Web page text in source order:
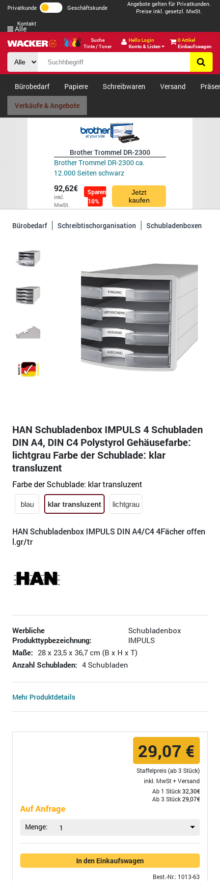
Privatkunde Geschäftskunde
Angebote gelten für Privatkunden.
Preise inkl. gesetzl. MwSt.
Kontakt
Suche
Tinte / Toner
Hello Login
Konto & Listen
0 Artikel
Einkaufswagen
Alle
Bürobedarf Papiere Schreibwaren Versand
Verkäufe & Angebote
Brother Trommel DR-2300
Brother Trommel DR-2300 ca.
12.000 Seiten schwarz
92,62€
inkl.
MwSt.
Sparen
10%
Jetzt
kaufen
Bürobedarf Schreibtischorganisation Schubladenboxen
HAN Schubladenbox IMPULS 4 Schubladen
DIN A4, DIN C4 Polystyrol Gehäusefarbe:
lichtgrau Farbe der Schublade: klar
transluzent
Farbe der Schublade: klar transluzent
blau klar transluzent lichtgrau
HAN Schubladenbox IMPULS DIN A4/C4 4Fächer offen
l.gr/tr
Werbliche
Produkttypbezeichnung:
Schubladenbox
IMPULS
Maße: 28 x 23,5 x 36,7 cm (B x H x T)
Anzahl Schubladen: 4 Schubladen
Mehr Produktdetails
29,07 €
Staffelpreis (ab 3 Stück)
inkl. MwSt +Versand
Ab 1 Stück32,30€
Ab 3 Stück29,07€
Auf Anfrage
Menge: 1
In den Einkaufswagen
Best.-Nr.: 1013-63